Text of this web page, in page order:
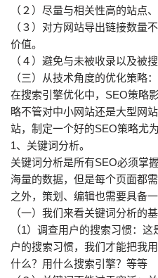
（２）尽量与相关性高的站点
（３）对方网站导出链接数量
价值。
（４）避免与未被收录以及被
（三）从技术角度的优化策略：
在搜索引擎优化中，SEO策略
略不管对中小网站还是大型网
站，制定一个好的SEO策略尤为
1、关键词分析。
关键词分析是所有SEO必须掌
海量的数据，但是每个页面都
之外，策划、编辑也需要具备
（一）我们来看关键词分析的基
（1）调查用户的搜索习惯：
户的搜索习惯，我们才能把我
什么？用什么搜索引擎？等等